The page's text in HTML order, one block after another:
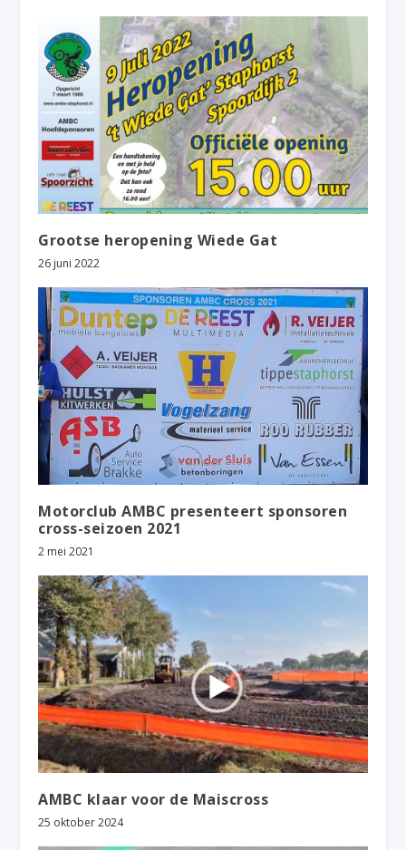
Grootse heropening Wiede Gat
26 juni 2022
Motorclub AMBC presenteert sponsoren
cross-seizoen 2021
2 mei 2021
AMBC klaar voor de Maiscross
25 oktober 2024